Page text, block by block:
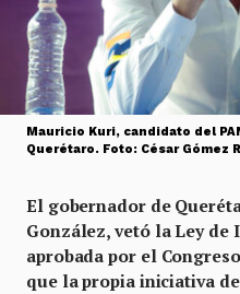
Mauricio Kuri, candidato del
Querétaro. Foto: César Gómez
El gobernador de
González, vetó la Ley de
aprobada por el
que la propia iniciativa